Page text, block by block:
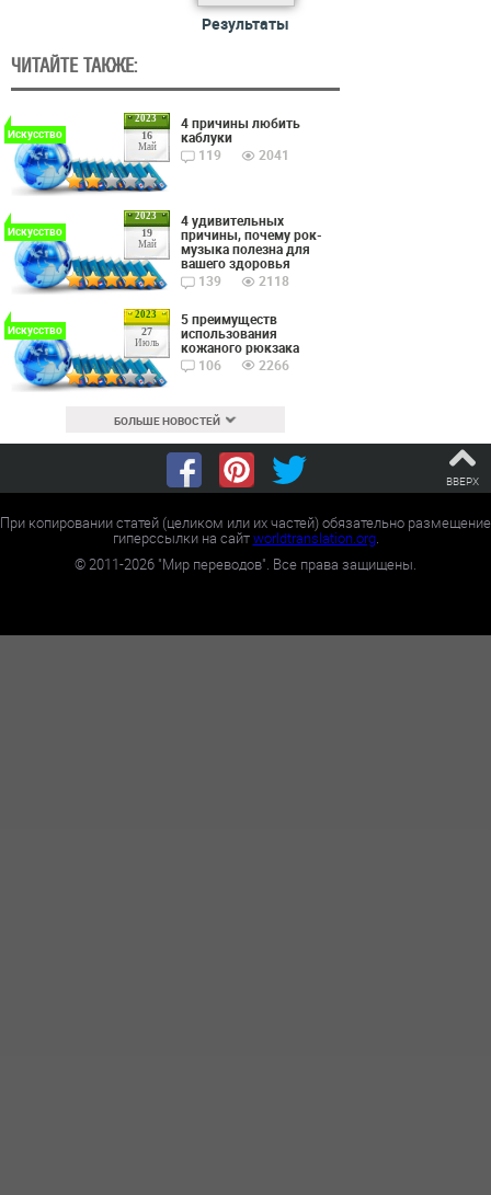
Результаты
ЧИТАЙТЕ ТАКЖЕ:
2023
16
Май
Искусство
4 причины любить
каблуки
119
2041
2023
19
Май
Искусство
4 удивительных
причины, почему рок-
музыка полезна для
вашего здоровья
139
2118
2023
27
Июль
Искусство
5 преимуществ
использования
кожаного рюкзака
106
2266
БОЛЬШЕ НОВОСТЕЙ
ВВЕРХ
При копировании статей (целиком или их частей) обязательно размещение
гиперссылки на сайтworldtranslation.org.
©2011-2026 "Мир переводов". Все права защищены.